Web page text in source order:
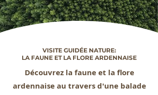
VISITE GUIDÉE NATURE:
LA FAUNE ET LA FLORE ARDENNAISE
Découvrez la faune et la flore
ardennaise au travers d'une balade